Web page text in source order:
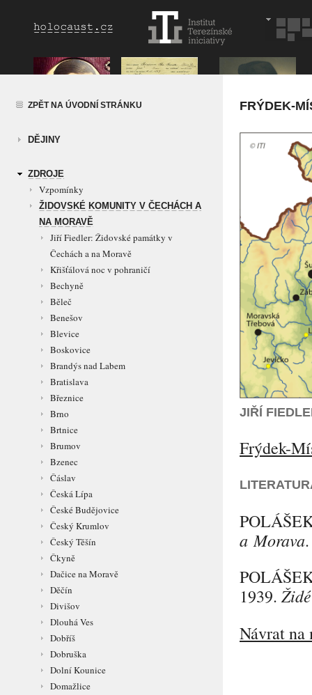
ZPĚT NA ÚVODNÍ STRÁNKU
DĚJINY
ZDROJE
Vzpomínky
ŽIDOVSKÉ KOMUNITY V ČECHÁCH A
NA MORAVĚ
Jiří Fiedler: Židovské památky v
Čechách a na Moravě
Křišťálová noc v pohraničí
Bechyně
Běleč
Benešov
Blevice
Boskovice
Brandýs nad Labem
Bratislava
Březnice
Brno
Brtnice
Brumov
Bzenec
Čáslav
Česká Lípa
České Budějovice
Český Krumlov
Český Těšín
Čkyně
Dačice na Moravě
Děčín
Divišov
Dlouhá Ves
Dobříš
Dobruška
Dolní Kounice
Domažlice
FRÝDEK-
JIŘÍ
Frýdek-
a Morava
1939.
Návrat na